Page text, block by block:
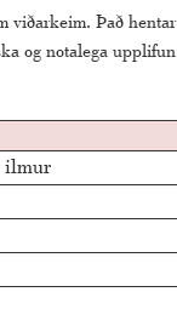
Það
og notalega
ilmur